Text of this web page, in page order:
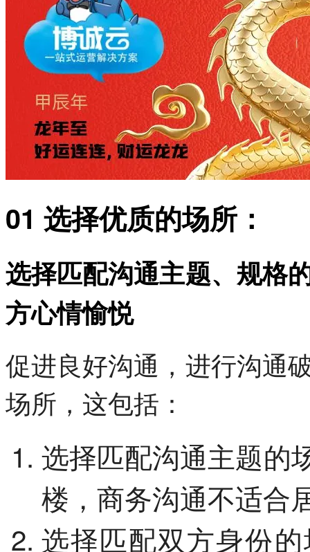
01 选择优质的场所：
选择匹配沟通主题、规格
方心情愉悦
促进良好沟通，进行沟通
场所，这包括：
选择匹配沟通主题的
楼，商务沟通不适合
选择匹配双方身份